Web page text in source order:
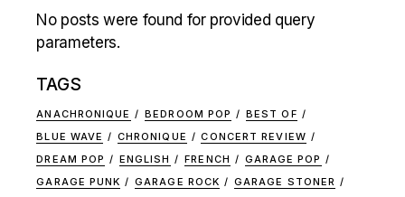
No posts were found for provided query
parameters.
TAGS
ANACHRONIQUE BEDROOM POP
BEST OF
BLUE WAVE
CHRONIQUE
CONCERT REVIEW
DREAM POP
ENGLISH FRENCH
GARAGE POP
GARAGE PUNK
GARAGE ROCK
GARAGE STONER